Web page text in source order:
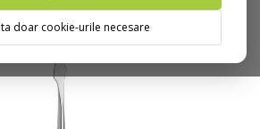
doar cookie-urile necesare